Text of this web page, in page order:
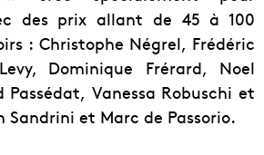
des prix allant de 45 à 100
: Christophe Négrel, Frédéric
Dominique Frérard, Noel
Passédat, Vanessa Robuschi et
Sandrini et Marc de Passorio.